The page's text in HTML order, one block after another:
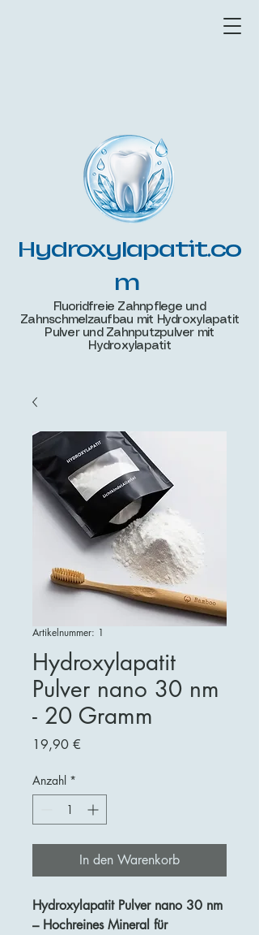
Hydroxylapatit.co
m
Fluoridfreie Zahnpflege und
Zahnschmelzaufbau mit Hydroxylapatit
Pulver und Zahnputzpulver mit
Hydroxylapatit
Artikelnummer: 1
Hydroxylapatit
Pulver nano 30 nm
- 20 Gramm
19,90 €
Anzahl *
In den Warenkorb
Hydroxylapatit Pulver nano 30 nm
– Hochreines Mineral für